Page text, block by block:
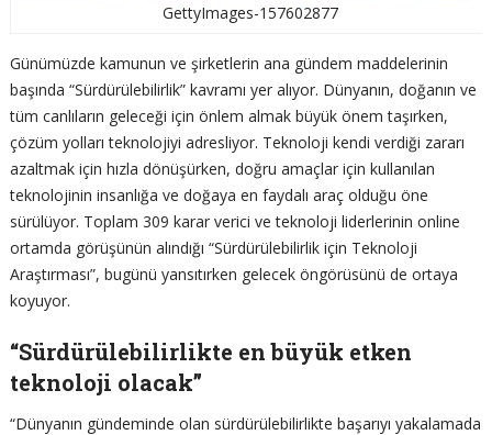
GettyImages-157602877
Günümüzde kamunun ve şirketlerin ana gündem maddelerinin
başında “Sürdürülebilirlik” kavramı yer alıyor. Dünyanın, doğanın ve
tüm canlıların geleceği için önlem almak büyük önem taşırken,
çözüm yolları teknolojiyi adresliyor. Teknoloji kendi verdiği zararı
azaltmak için hızla dönüşürken, doğru amaçlar için kullanılan
teknolojinin insanlığa ve doğaya en faydalı araç olduğu öne
sürülüyor. Toplam 309 karar verici ve teknoloji liderlerinin online
ortamda görüşünün alındığı “Sürdürülebilirlik için Teknoloji
Araştırması”, bugünü yansıtırken gelecek öngörüsünü de ortaya
koyuyor.
“Sürdürülebilirlikte en büyük etken
teknoloji olacak”
“Dünyanın gündeminde olan sürdürülebilirlikte başarıyı yakalamada